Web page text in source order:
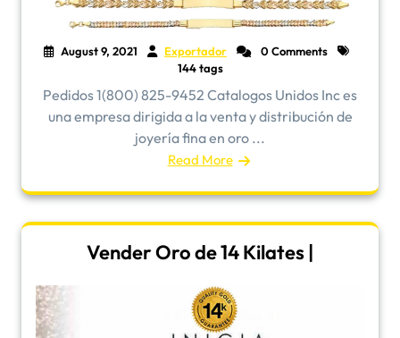
August 9, 2021 Exportador
0 Comments
144 tags
Pedidos 1(800) 825-9452 Catalogos Unidos Inc es
una empresa dirigida a la venta y distribución de
joyería fina en oro ...
Read More
Vender Oro de 14 Kilates |